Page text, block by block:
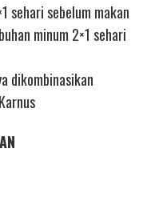
sehari sebelum makan
minum 2×1 sehari
dikombinasikan